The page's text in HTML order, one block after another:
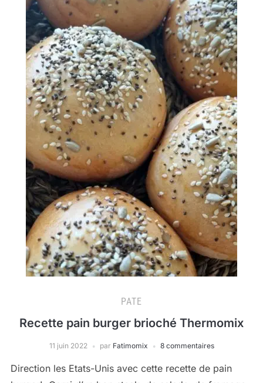
PATE
Recette pain burger brioché Thermomix
11 juin 2022 par Fatimomix 8 commentaires
Direction les Etats-Unis avec cette recette de pain